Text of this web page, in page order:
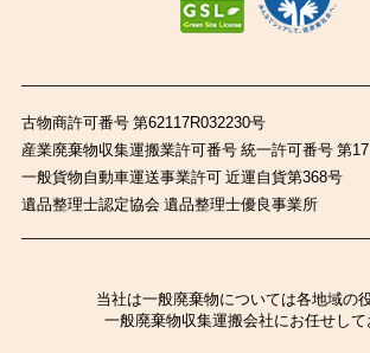
古物商許可番号 第62117R032230号
産業廃棄物収集運搬業許可番号 統一許可番号 第
一般貨物自動車運送事業許可 近運自貨第368号
遺品整理士認定協会 遺品整理士優良事業所
当社は一般廃棄物については各地域の
一般廃棄物収集運搬会社にお任せし